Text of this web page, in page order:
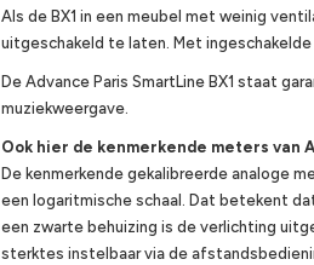
Als de BX1 in een meubel met weinig
uitgeschakeld te laten. Met ingeschakelde
De Advance Paris SmartLine BX1 staat
muziekweergave.
Ook hier de kenmerkende meters van
De kenmerkende gekalibreerde analoge
een logaritmische schaal. Dat betekent
een zwarte behuizing is de verlichting
sterktes instelbaar via de